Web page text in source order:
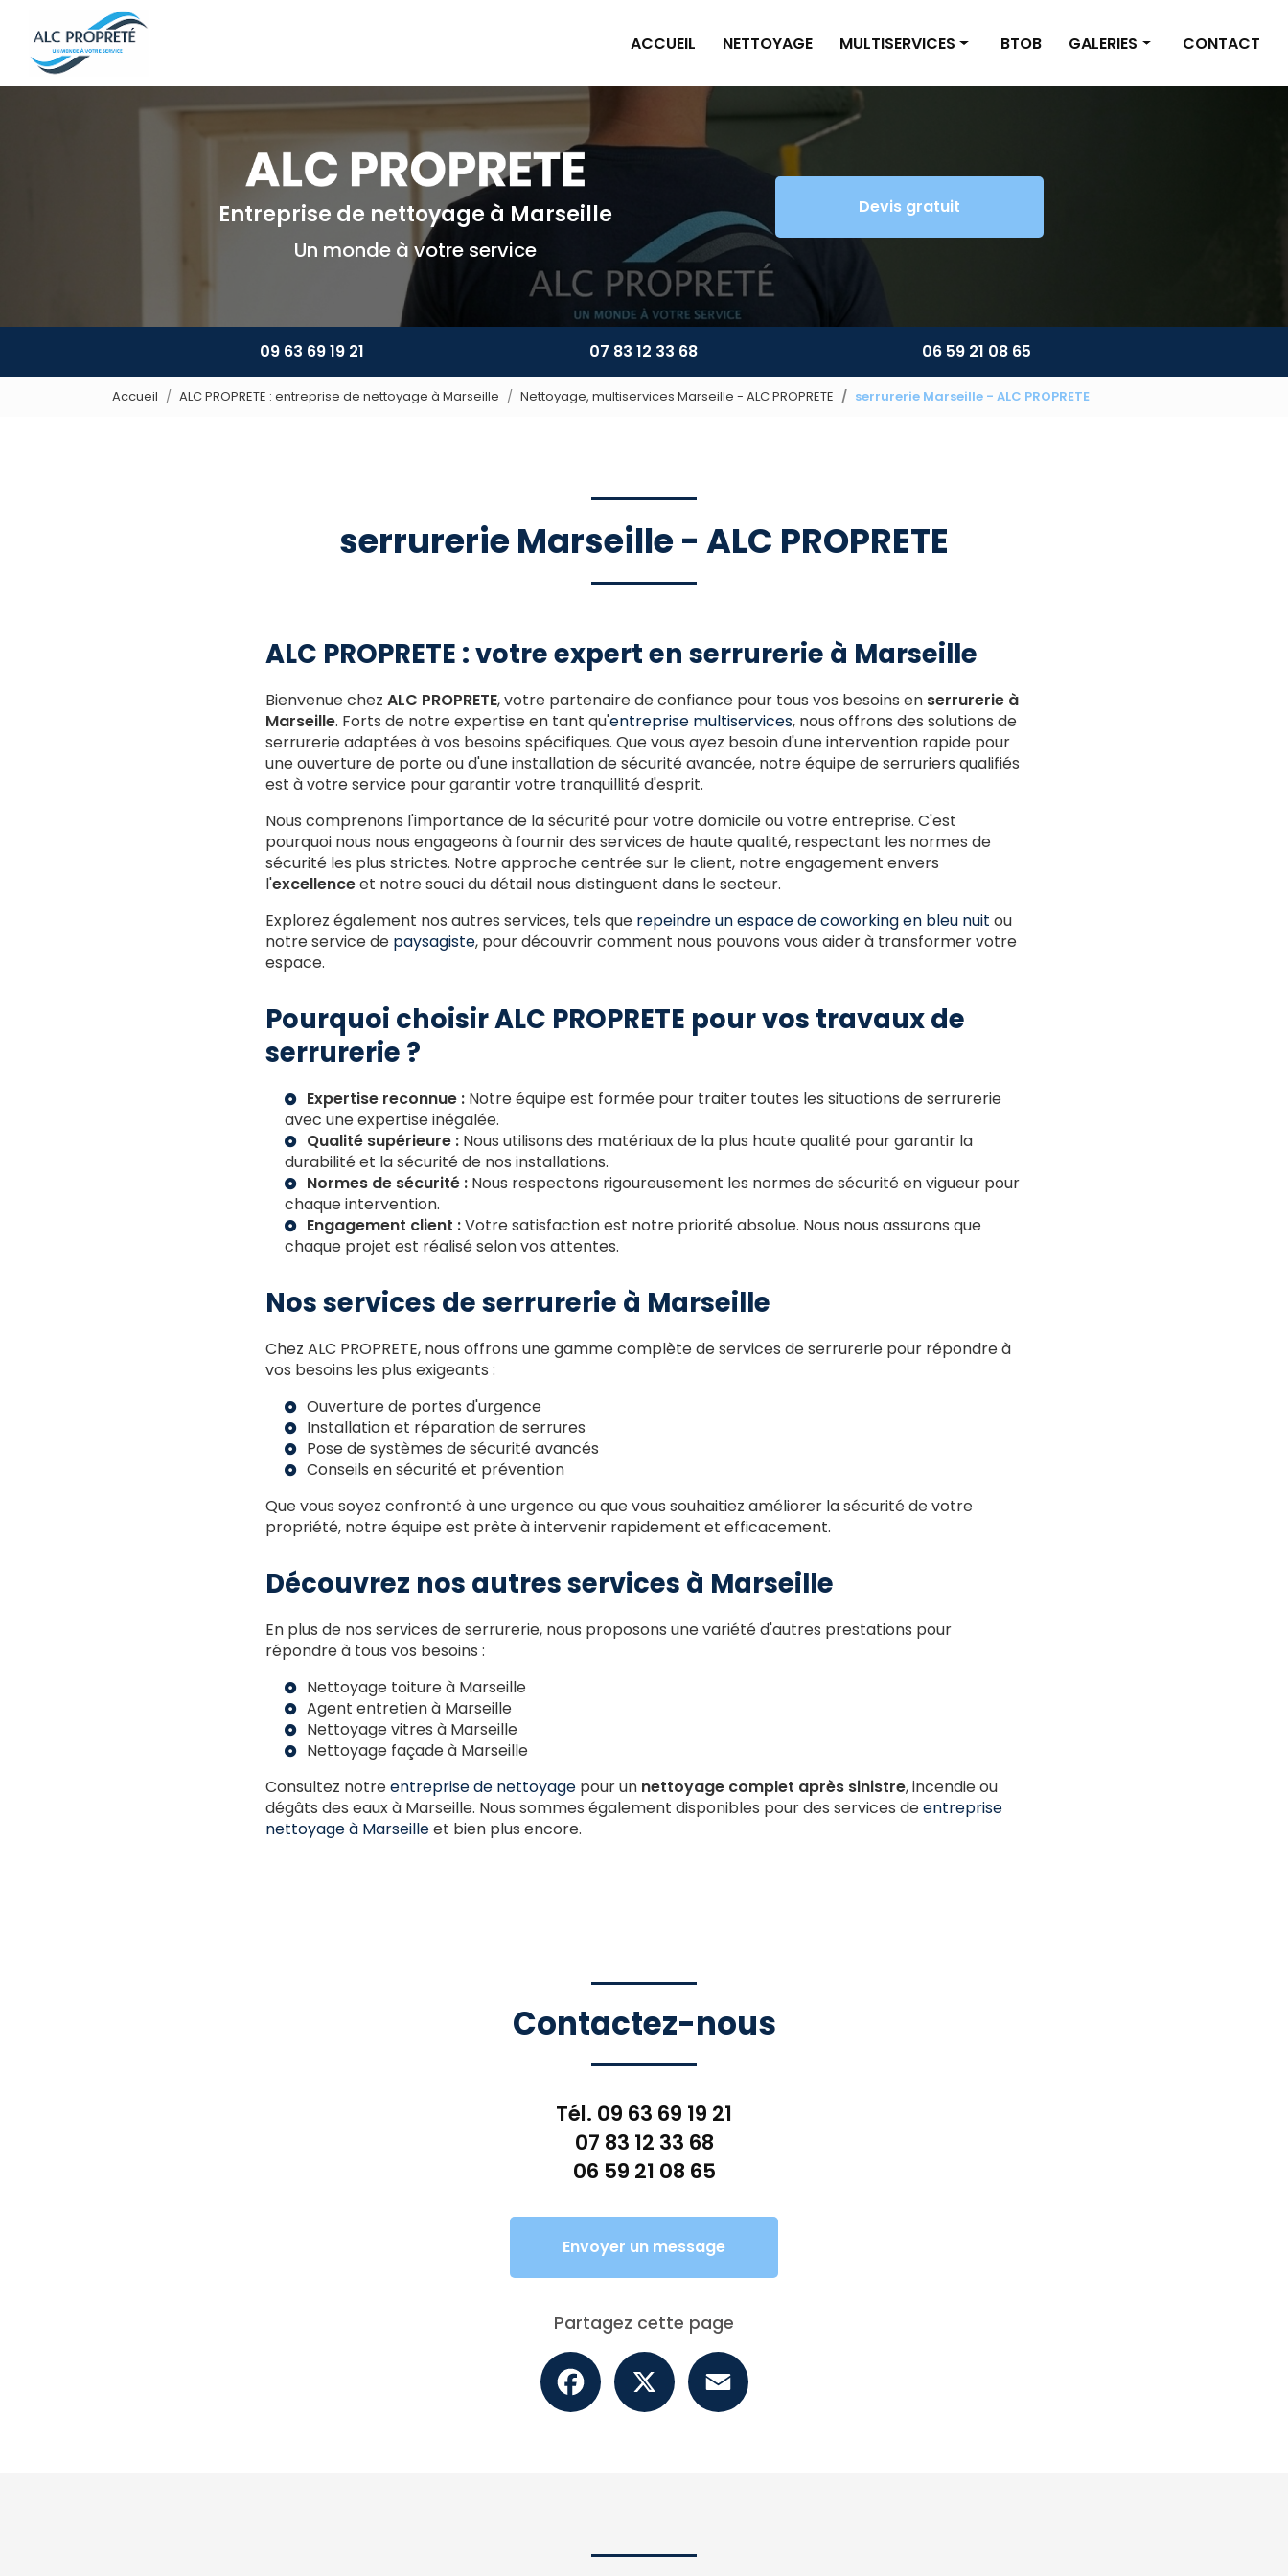
contenu
principal
ACCUEIL
NETTOYAGE MULTISERVICES
Petite maçonnerie
Aménagement extérieur
Multiservices
BTOB GALERIES CONTACT
Entreprise de nettoyageà Marseille
Un monde à votre service
Devis gratuit
09 63 69 19 21 07 83 12 33 68 06 59 21 08 65
Accueil ALC PROPRETE : entreprise de nettoyage à Marseille Nettoyage, multiservices Marseille - ALC PROPRETE serrurerie Marseille - ALC PROPRETE
serrurerie Marseille - ALC PROPRETE
ALC PROPRETE : votre expert en serrurerie à Marseille
Bienvenue chez ALC PROPRETE, votre partenaire de confiance pour tous vos besoins en serrurerie à
Marseille. Forts de notre expertise en tant qu'entreprise multiservices, nous offrons des solutions de
serrurerie adaptées à vos besoins spécifiques. Que vous ayez besoin d'une intervention rapide pour
une ouverture de porte ou d'une installation de sécurité avancée, notre équipe de serruriers qualifiés
est à votre service pour garantir votre tranquillité d'esprit.
Nous comprenons l'importance de la sécurité pour votre domicile ou votre entreprise. C'est
pourquoi nous nous engageons à fournir des services de haute qualité, respectant les normes de
sécurité les plus strictes. Notre approche centrée sur le client, notre engagement envers
l'excellenceet notre souci du détail nous distinguent dans le secteur.
Explorez également nos autres services, tels que repeindre un espace de coworking en bleu nuit ou
notre service de paysagiste, pour découvrir comment nous pouvons vous aider à transformer votre
espace.
Pourquoi choisir ALC PROPRETE pour vos travaux de
serrurerie ?
Expertise reconnue : Notre équipe est formée pour traiter toutes les situations de serrurerie
avec une expertise inégalée.
Qualité supérieure : Nous utilisons des matériaux de la plus haute qualité pour garantir la
durabilité et la sécurité de nos installations.
Normes de sécurité : Nous respectons rigoureusement les normes de sécurité en vigueur pour
chaque intervention.
Engagement client :Votre satisfaction est notre priorité absolue. Nous nous assurons que
chaque projet est réalisé selon vos attentes.
Nos services de serrurerie à Marseille
Chez ALC PROPRETE, nous offrons une gamme complète de services de serrurerie pour répondre à
vos besoins les plus exigeants :
Ouverture de portes d'urgence
Installation et réparation de serrures
Pose de systèmes de sécurité avancés
Conseils en sécurité et prévention
Que vous soyez confronté à une urgence ou que vous souhaitiez améliorer la sécurité de votre
propriété, notre équipe est prête à intervenir rapidement et efficacement.
Découvrez nos autres services à Marseille
En plus de nos services de serrurerie, nous proposons une variété d'autres prestations pour
répondre à tous vos besoins :
Nettoyage toiture à Marseille
Agent entretien à Marseille
Nettoyage vitres à Marseille
Nettoyage façade à Marseille
Consultez notreentreprise de nettoyage pour un nettoyage complet après sinistre, incendie ou
dégâts des eaux à Marseille. Nous sommes également disponibles pour des services deentreprise
nettoyage à Marseilleet bien plus encore.
Contactez-nous
Tél. 09 63 69 19 21
07 83 12 33 68
06 59 21 08 65
Envoyer un message
Partagez cette page
Facebook